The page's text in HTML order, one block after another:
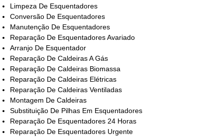
Limpeza De Esquentadores
Conversão De Esquentadores
Manutenção De Esquentadores
Reparação De Esquentadores Avariado
Arranjo De Esquentador
Reparação De Caldeiras A Gás
Reparação De Caldeiras Biomassa
Reparação De Caldeiras Elétricas
Reparação De Caldeiras Ventiladas
Montagem De Caldeiras
Substituição De Pilhas Em Esquentadores
Reparação De Esquentadores 24 Horas
Reparação De Esquentadores Urgente